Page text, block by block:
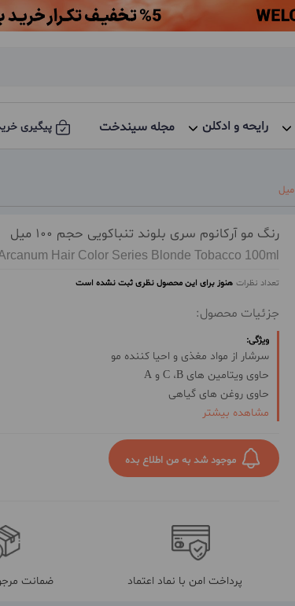
رایحه و ادکلن مجله سیندخت پیگیری
رنگ مو آرکانوم سری بلوند تنباکویی حجم 100 میل
Hair Color Series Blonde Tobacco 100ml
تعداد نظرات هنوز برای این محصول نظری ثبت نشده است
جزئیات محصول:
ویژگی:
سرشار از مواد مغذی و احیا کننده مو
حاوی ویتامین های C ،B و A
حاوی روغن های گیاهی
طیف رنگی بلوند تنباکویی متوسط و خیلی روشن
ساخت ایران، تحت لیسانس آلمان
ایجاد استحکام در ریشه موها
مشاهده بیشتر
موجود شد به من اطلاع بده
پرداخت امن با نماد اعتماد ضمانت